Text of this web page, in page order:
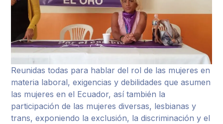
Reunidas todas para hablar del rol de las mujeres en
materia laboral, exigencias y debilidades que asumen
las mujeres en el Ecuador, así también la
participación de las mujeres diversas, lesbianas y
trans, exponiendo la exclusión, la discriminación y el